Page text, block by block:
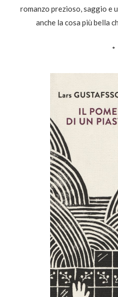
romanzo prezioso, saggio e
anche la cosa più bella
*